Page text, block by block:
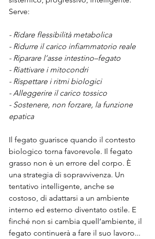
Serve:
- Ridare flessibilità metabolica
- Ridurre il carico infiammatorio reale
- Riparare l’asse intestino–fegato
- Riattivare i mitocondri
- Rispettare i ritmi biologici
- Alleggerire il carico tossico
- Sostenere, non forzare, la funzione
epatica
Il fegato guarisce quando il contesto
biologico torna favorevole. Il fegato
grasso non è un errore del corpo. È
una strategia di sopravvivenza. Un
tentativo intelligente, anche se
costoso, di adattarsi a un ambiente
interno ed esterno diventato ostile. E
finché non si cambia quell’ambiente, il
fegato continuerà a fare il suo lavoro...